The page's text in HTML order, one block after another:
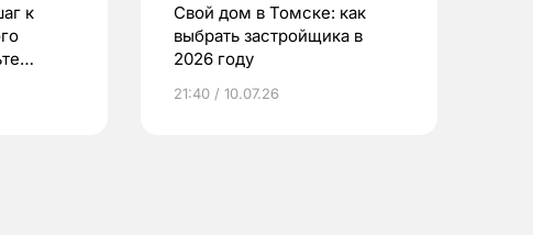
к
Свой дом в Томске: как
выбрать застройщика в
2026 году
21:40 / 10.07.26